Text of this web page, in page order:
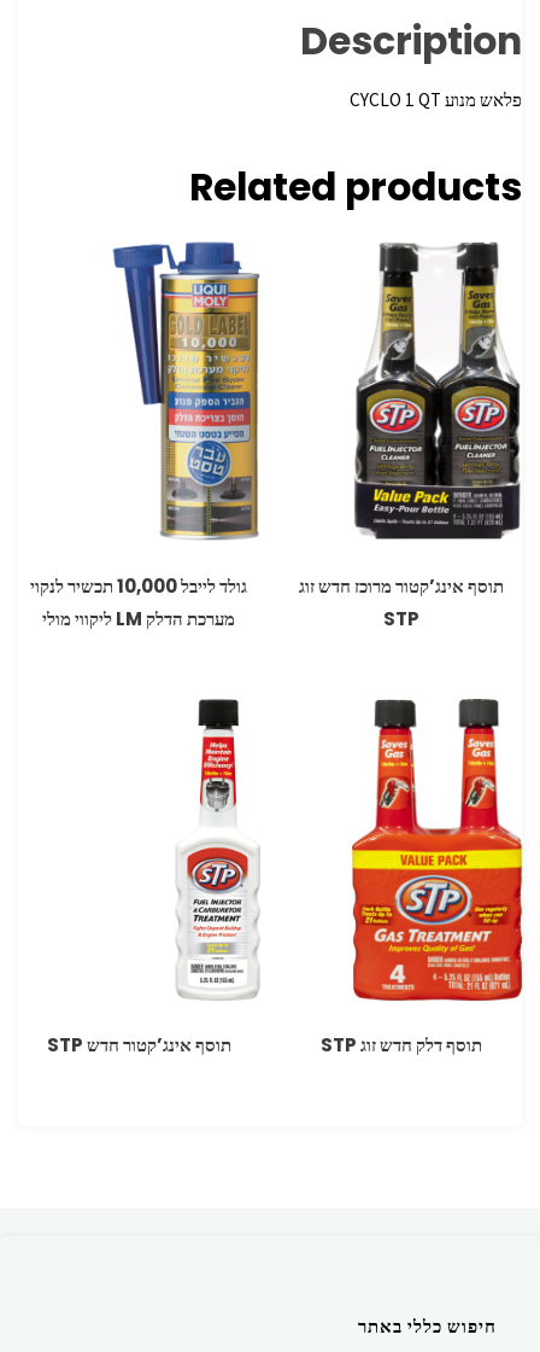
Description
פלאש מנוע QT‏ 1 CYCLO
Related products
תוסף אינג’קטור מרוכז חדש זוג
STP
גולד לייבל 10,000 תכשיר לנקוי
מערכת הדלק LM ליקווי מולי
תוסף דלק חדש זוג STP תוסף אינג’קטור חדש ‏STP
חיפוש כללי באתר